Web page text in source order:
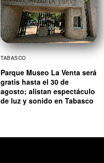
TABASCO
Parque Museo La Venta será
gratis hasta el 30 de
agosto; alistan espectáculo
de luz y sonido en Tabasco